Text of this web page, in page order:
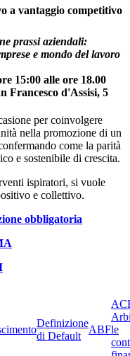
a vantaggio competitivo
prassi aziendali:
e mondo del lavoro
15:00 alle ore 18.00
Francesco d'Assisi, 5
per coinvolgere
nella promozione di un
come la parità
e sostenibile di crescita.
ispiratori, si vuole
e collettivo.
obbligatoria
Definizione
di Default
ABFle